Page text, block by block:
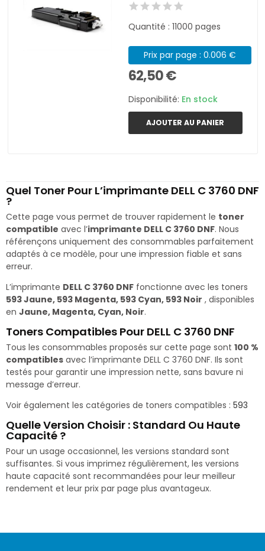
Quantité : 11000 pages
Prix par page : 0.006 €
62,50 €
Disponibilité: En stock
AJOUTER AU PANIER
Quel Toner Pour L’imprimante DELL C 3760 DNF
?
Cette page vous permet de trouver rapidement le toner
compatible avec l’imprimante DELL C 3760 DNF. Nous
référençons uniquement des consommables parfaitement
adaptés à ce modèle, pour une impression fiable et sans
erreur.
L’imprimante DELL C 3760 DNF fonctionne avec les toners
593 Jaune, 593 Magenta, 593 Cyan, 593 Noir , disponibles
en Jaune, Magenta, Cyan, Noir.
Toners Compatibles Pour DELL C 3760 DNF
Tous les consommables proposés sur cette page sont 100 %
compatibles avec l’imprimante DELL C 3760 DNF. Ils sont
testés pour garantir une impression nette, sans bavure ni
message d’erreur.
Voir également les catégories de toners compatibles : 593
Quelle Version Choisir : Standard Ou Haute
Capacité ?
Pour un usage occasionnel, les versions standard sont
suffisantes. Si vous imprimez régulièrement, les versions
haute capacité sont recommandées pour leur meilleur
rendement et leur prix par page plus avantageux.